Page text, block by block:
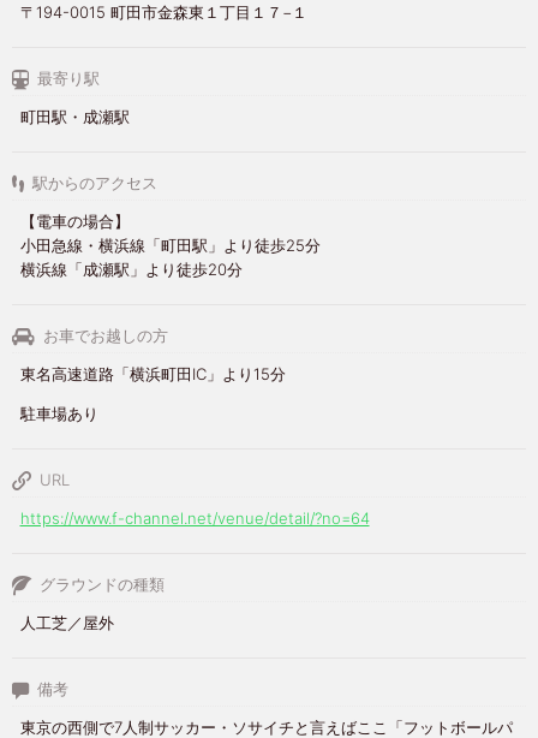
〒194-0015 町田市金森東１丁目１７−１
最寄り駅
町田駅・成瀬駅
駅からのアクセス
【電車の場合】
小田急線・横浜線「町田駅」より徒歩25分
横浜線「成瀬駅」より徒歩20分
お車でお越しの方
東名高速道路「横浜町田IC」より15分
駐車場あり
URL
https://www.f-channel.net/venue/detail/?no=64
グラウンドの種類
人工芝／屋外
備考
東京の西側で7人制サッカー・ソサイチと言えばここ「フットボールパ